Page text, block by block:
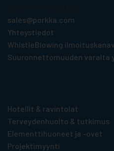
sales@porkka.com
Yhteystiedot
WhistleBlowing
Suuronnettomuuden
Hotellit & ravintolat
Terveydenhuolto & tutkimus
Elementti­huoneet ja -ovet
Projektimyynti